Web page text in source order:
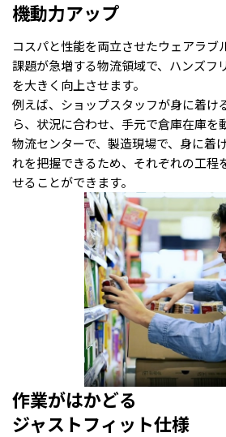
機動力アップ
コスパと性能を両立させたウェアラブ
課題が急増する物流領域で、ハンズフ
を大きく向上させます。
例えば、ショップスタッフが身に着け
ら、状況に合わせ、手元で倉庫在庫を
物流センターで、製造現場で、身に着
れを把握できるため、それぞれの工程
せることができます。
作業がはかどる
ジャストフィット仕様